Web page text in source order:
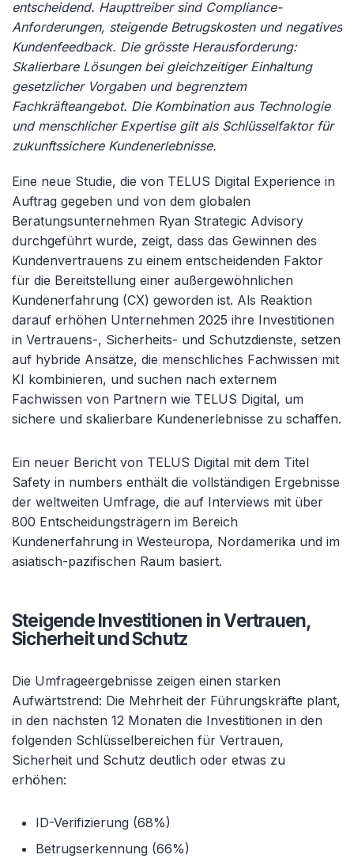
entscheidend. Haupttreiber sind Compliance-
Anforderungen, steigende Betrugskosten und negatives
Kundenfeedback. Die grösste Herausforderung:
Skalierbare Lösungen bei gleichzeitiger Einhaltung
gesetzlicher Vorgaben und begrenztem
Fachkräfteangebot. Die Kombination aus Technologie
und menschlicher Expertise gilt als Schlüsselfaktor für
zukunftssichere Kundenerlebnisse.
Eine neue Studie, die von TELUS Digital Experience in
Auftrag gegeben und von dem globalen
Beratungsunternehmen Ryan Strategic Advisory
durchgeführt wurde, zeigt, dass das Gewinnen des
Kundenvertrauens zu einem entscheidenden Faktor
für die Bereitstellung einer außergewöhnlichen
Kundenerfahrung (CX) geworden ist. Als Reaktion
darauf erhöhen Unternehmen 2025 ihre Investitionen
in Vertrauens-, Sicherheits- und Schutzdienste, setzen
auf hybride Ansätze, die menschliches Fachwissen mit
KI kombinieren, und suchen nach externem
Fachwissen von Partnern wie TELUS Digital, um
sichere und skalierbare Kundenerlebnisse zu schaffen.
Ein neuer Bericht von TELUS Digital mit dem Titel
Safety in numbers enthält die vollständigen Ergebnisse
der weltweiten Umfrage, die auf Interviews mit über
800 Entscheidungsträgern im Bereich
Kundenerfahrung in Westeuropa, Nordamerika und im
asiatisch-pazifischen Raum basiert.
Steigende Investitionen in Vertrauen,
Sicherheit und Schutz
Die Umfrageergebnisse zeigen einen starken
Aufwärtstrend: Die Mehrheit der Führungskräfte plant,
in den nächsten 12 Monaten die Investitionen in den
folgenden Schlüsselbereichen für Vertrauen,
Sicherheit und Schutz deutlich oder etwas zu
erhöhen:
ID-Verifizierung (68%)
Betrugserkennung (66%)